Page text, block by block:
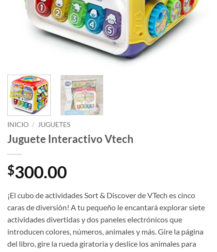
INICIO / JUGUETES
Juguete Interactivo Vtech
$300.00
¡El cubo de actividades Sort & Discover de VTech es cinco
caras de diversión! A tu pequeño le encantará explorar siete
actividades divertidas y dos paneles electrónicos que
introducen colores, números, animales y más. Gire la página
del libro, gire la rueda giratoria y deslice los animales para